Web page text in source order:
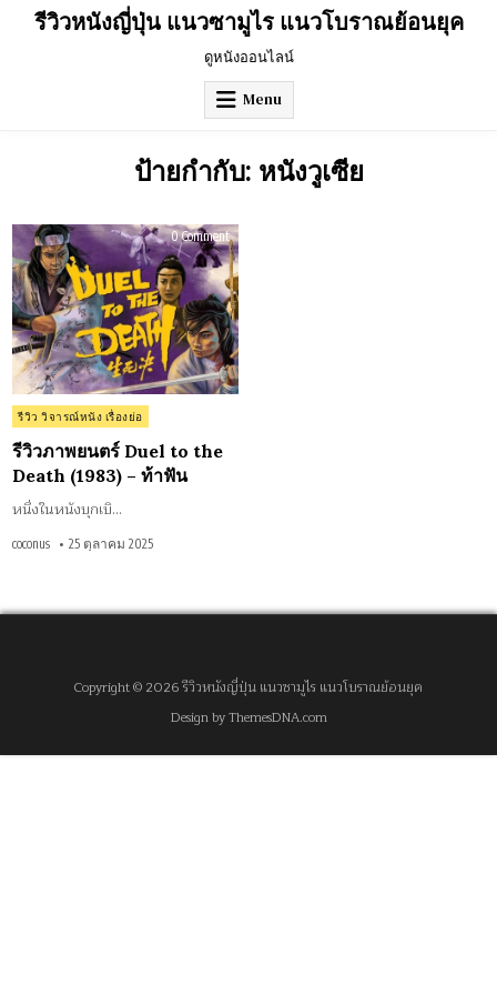
รีวิวหนังญี่ปุ่น แนวซามูไร แนวโบราณย้อนยุค
ดูหนังออนไลน์
Menu
ป้ายกำกับ: หนังวูเซีย
0 Commenton
รีวิว
ภาพยนตร์
Duel
to
the
Death
(1983)
–
ท้า
ฟัน
Posted
in
รีวิว วิจารณ์หนัง เรื่องย่อ
รีวิวภาพยนตร์ Duel to the
Death (1983) – ท้าฟัน
หนึ่งในหนังบุกเบิ…
coconus 25 ตุลาคม 2025
Copyright © 2026 รีวิวหนังญี่ปุ่น แนวซามูไร แนวโบราณย้อนยุค
Design by ThemesDNA.com